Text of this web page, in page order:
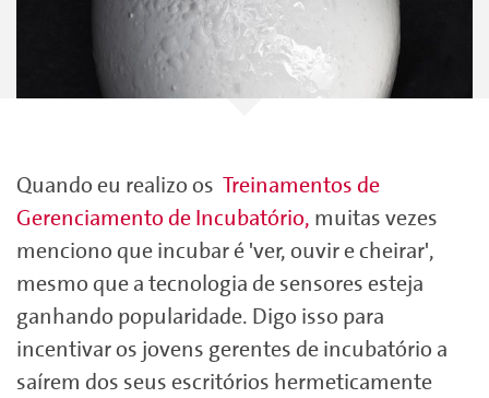
Quando eu realizo os Treinamentos de
Gerenciamento de Incubatório, muitas vezes
menciono que incubar é 'ver, ouvir e cheirar',
mesmo que a tecnologia de sensores esteja
ganhando popularidade. Digo isso para
incentivar os jovens gerentes de incubatório a
saírem dos seus escritórios hermeticamente